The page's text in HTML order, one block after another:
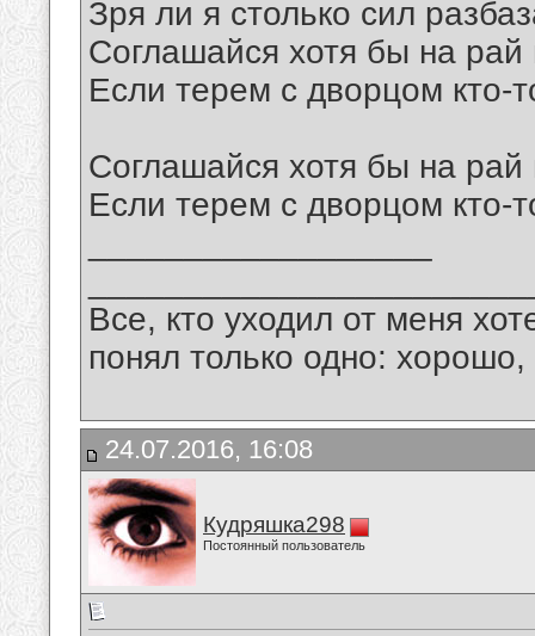
Зря ли я столько сил
Соглашайся хотя бы на
Если терем с дворцом кто-
Соглашайся хотя бы на
Если терем с дворцом кто-
Все, кто уходил от меня
понял только одно:
24.07.2016, 16:08
Кудряшка298
Постоянный пользователь